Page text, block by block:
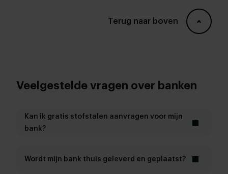
Veelgestelde vragen over banken
Kan ik gratis stofstalen aanvragen voor mijn
bank?
lichtinval en andere meubels. Dat maakt het makkelijker
Wordt mijn bank thuis geleverd en geplaatst?
Terug naar boven